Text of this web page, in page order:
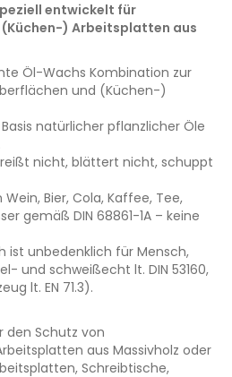
entwickelt für
) Arbeitsplatten aus
Öl-Wachs Kombination zur
und (Küchen-)
natürlicher pflanzlicher Öle
nicht, blättert nicht, schuppt
Bier, Cola, Kaffee, Tee,
gemäß DIN 68861-1A – keine
ist unbedenklich für Mensch,
und schweißecht lt. DIN 53160,
lt. EN 71.3).
den Schutz von
aus Massivholz oder
Schreibtische,